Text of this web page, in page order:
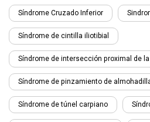
Síndrome Cruzado Inferior
Síndrome de cintilla iliotibial
Síndrome de intersección proximal de
Síndrome de pinzamiento de
Síndrome de túnel carpiano